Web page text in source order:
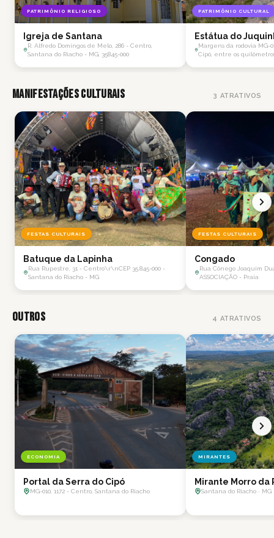
PATRIMÔNIO RELIGIOSO
Igreja de Santana
R. Alfredo Domingos de Melo, 286 - Centro,
Santana do Riacho - MG, 35845-000
PATRIMÔNIO CULTURAL
Estátua do
Margens da rodovia MG-
Cipó, entre os quilômetros
Manifestações Culturais 3 ATRATIVOS
FESTAS CULTURAIS
Batuque da Lapinha
Rua Rupestre, 31 - Centro\r\nCEP 35.845-000 -
Santana do Riacho - MG
FESTAS CULTURAIS
Congado
Rua Cônego Joaquim
ASSOCIAÇÃO - Praia
Outros 4 ATRATIVOS
ECONOMIA
Portal da Serra do Cipó
MG-010, 1172 - Centro, Santana do Riacho
MIRANTES
Mirante Morro da
Santana do Riacho · MG